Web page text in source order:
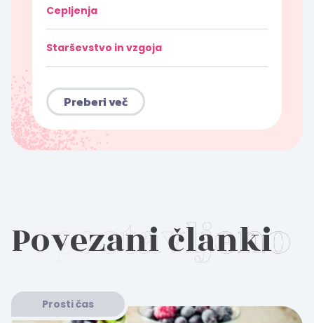
Cepljenja
Starševstvo in vzgoja
Preberi več
Povezani članki
Prosti čas